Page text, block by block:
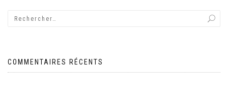
COMMENTAIRES RÉCENTS